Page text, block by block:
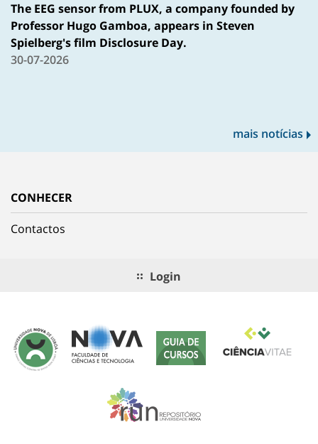
The EEG sensor from PLUX, a company founded by
Professor Hugo Gamboa, appears in Steven
Spielberg's film Disclosure Day.
30-07-2026
mais notícias
CONHECER
Contactos
Login